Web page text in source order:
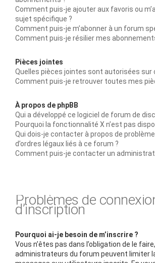
Comment puis-je ajouter aux favoris ou
sujet spécifique ?
Comment puis-je m’abonner à un forum
Comment puis-je résilier mes
Pièces jointes
Quelles pièces jointes sont autorisées sur
Comment puis-je retrouver toutes mes
À propos de phpBB
Qui a développé ce logiciel de forum de
Pourquoi la fonctionnalité X n’est pas
Qui dois-je contacter à propos de
d’ordres légaux liés à ce forum ?
Comment puis-je contacter un
Problèmes de
d’inscription
Pourquoi ai-je besoin de m’inscrire ?
Vous n’êtes pas dans l’obligation de le
administrateurs du forum peuvent limiter